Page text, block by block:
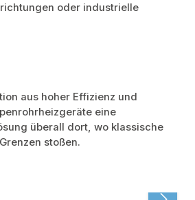
oder industrielle
aus hoher Effizienz und
eine
überall dort, wo klassische
stoßen.